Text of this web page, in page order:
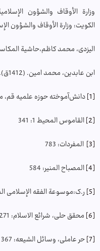
الکویت: وزارة الأوقاف والشؤون
الیزدی، محمد کاظم،حاشیة
ابن عابدین، محمد امین. (1412ق). رد المحتار على الدر المختار. بیروت: دار الفکر.
[1] دانش‌آموخته حوزه علمیه
[2]
القاموس المحيط 1: 341
[3]
المفردات: 783
[4]
المصباح المنير: 584
[5]
ر.ک:موسوعة الفقه الإسلامى
[6]
محقق حلی، شرائع الاسلام: 271
[7]
حر عاملی، وسائل الشیعه: 367